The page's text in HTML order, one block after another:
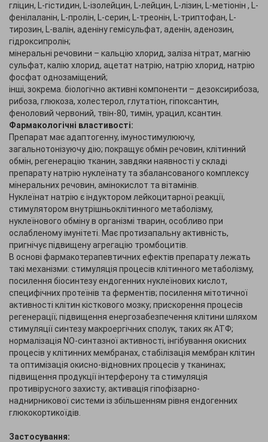
гліцин, L-гістидин, L-ізолейцин, L-лейцин, L-лізин, L-метіонін , L-
фенілаланін, L-пролін, L-серин, L-треонін, L-триптофан, L-
тирозин, L-валін, аденіну гемісульфат, аденін, аденозин,
гідроксипролін;
мінеральні речовини – кальцію хлорид, заліза нітрат, магнію
сульфат, калію хлорид, ацетат натрію, натрію хлорид, натрію
фосфат однозаміщений;
інші, зокрема. біологічно активні компоненти – дезоксирибоза,
рибоза, глюкоза, холестерол, глутатіон, гіпоксантин,
феноловий червоний, твін-80, тимін, урацил, ксантин.
Фармакологічні властивості:
Препарат має адаптогенну, імуностимулюючу,
загальнотонізуючу дію; покращує обмін речовин, клітинний
обмін, регенерацію тканин, завдяки наявності у складі
препарату натрію нуклеїнату та збалансованого комплексу
мінеральних речовин, амінокислот та вітамінів.
Нуклеїнат натрію є індуктором лейкоцитарної реакції,
стимулятором внутрішньоклітинного метаболізму,
нуклеїнового обміну в організмі тварин, особливо при
ослабленому імунітеті. Має протизапальну активність,
пригнічує підвищену агрегацію тромбоцитів.
В основі фармакотерапевтичних ефектів препарату лежать
такі механізми: стимуляція процесів клітинного метаболізму,
посилення біосинтезу ендогенних нуклеїнових кислот,
специфічних протеїнів та ферментів; посилення мітотичної
активності клітин кісткового мозку; прискорення процесів
регенерації; підвищення енергозабезпечення клітини шляхом
стимуляції синтезу макроергічних сполук, таких як АТФ;
нормалізація NO-синтазної активності, інгібування окисних
процесів у клітинних мембранах, стабілізація мембран клітин
та оптимізація окисно-відновних процесів у тканинах;
підвищення продукції інтерферону та стимуляція
противірусного захисту; активація гіпофізарно-
наднирникової системи із збільшенням рівня ендогенних
глюкокортикоїдів.
Застосування: